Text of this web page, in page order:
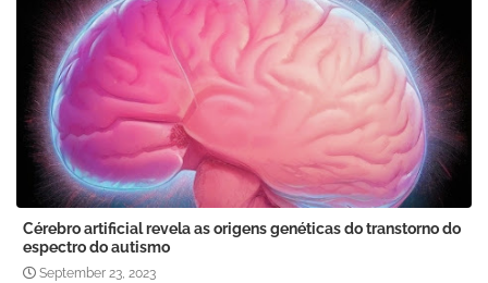
Cérebro artificial revela as origens genéticas do transtorno do
espectro do autismo
September 23, 2023